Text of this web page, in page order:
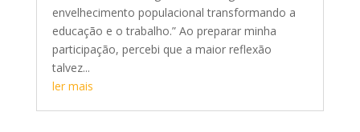
envelhecimento populacional transformando a
educação e o trabalho.” Ao preparar minha
participação, percebi que a maior reflexão
talvez...
ler mais